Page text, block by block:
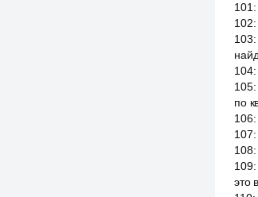
101
102:
103:
104:
105:
по
106:
107:
108:
109:
это